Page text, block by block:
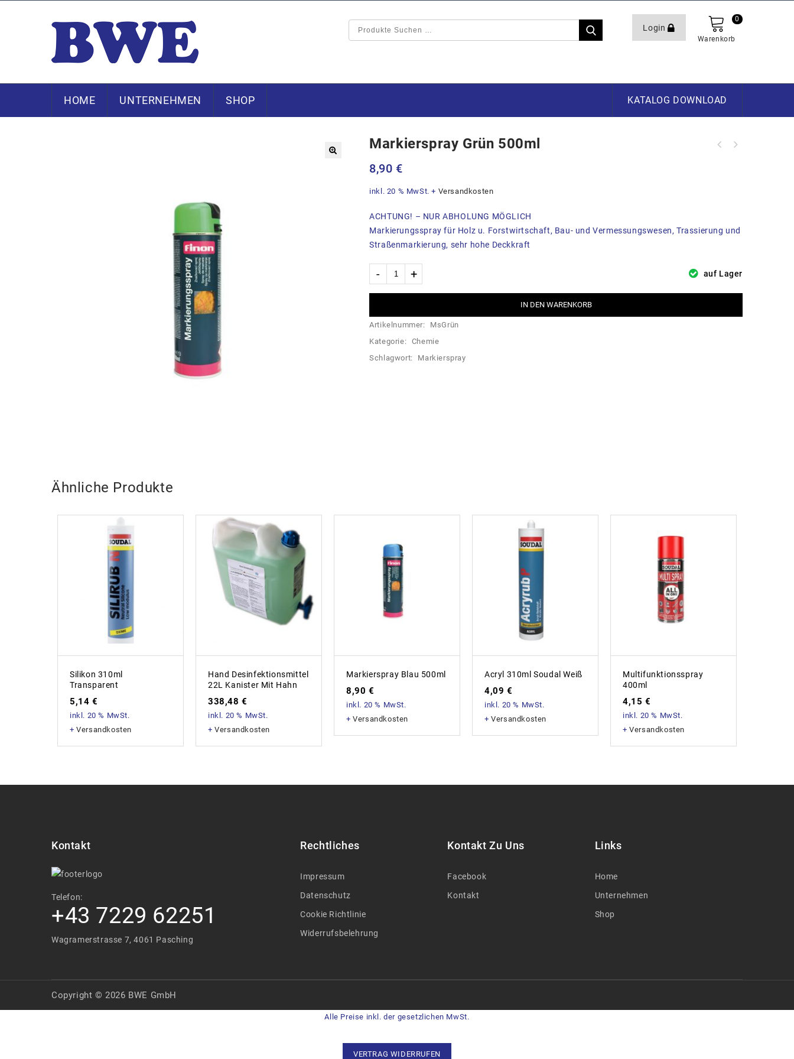
Login
Warenkorb
0
HOME UNTERNEHMEN SHOP KATALOG DOWNLOAD
Markierspray Grün 500ml
8,90 €
inkl. 20 % MwSt. + Versandkosten
ACHTUNG! – NUR ABHOLUNG MÖGLICH
Markierungsspray für Holz u. Forstwirtschaft, Bau- und Vermessungswesen, Trassierung und
Straßenmarkierung, sehr hohe Deckkraft
auf Lager
IN DEN WARENKORB
Artikelnummer:
MsGrün
Kategorie: Chemie
Schlagwort:
Markierspray
Ähnliche Produkte
Silikon 310ml
Transparent
5,14 €
inkl. 20 % MwSt.
+Versandkosten
Hand Desinfektionsmittel
22L Kanister Mit Hahn
338,48€
inkl. 20 % MwSt.
+Versandkosten
Markierspray Blau 500ml
8,90 €
inkl. 20 % MwSt.
+Versandkosten
Acryl 310ml Soudal Weiß
4,09 €
inkl. 20 % MwSt.
+Versandkosten
Multifunktionsspray
400ml
4,15 €
inkl. 20 % MwSt.
+Versandkosten
Kontakt
Telefon:
+43 7229 62251
Wagramerstrasse 7, 4061 Pasching
Rechtliches
Impressum
Datenschutz
Cookie Richtlinie
Widerrufsbelehrung
Kontakt Zu Uns
Facebook
Kontakt
Links
Home
Unternehmen
Shop
Copyright © 2026 BWE GmbH
Alle Preise inkl. der gesetzlichen MwSt.
VERTRAG WIDERRUFEN